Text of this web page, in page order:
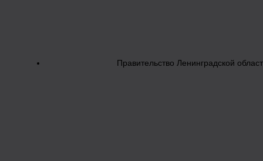
Правительство Ленинградской